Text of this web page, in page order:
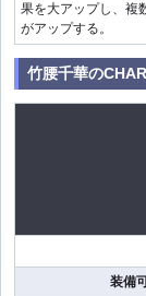
果を大アップし、複
がアップする。
竹腰千華の
装備